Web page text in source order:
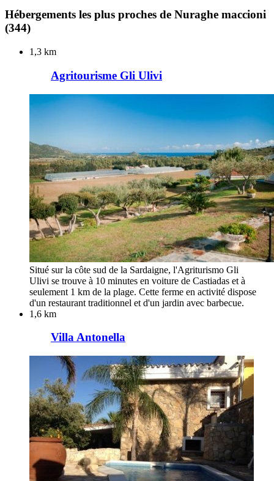
Hébergements les plus proches de Nuraghe maccioni
(344)
1,3 km
Agritourisme Gli Ulivi
Situé sur la côte sud de la Sardaigne, l'Agriturismo Gli
Ulivi se trouve à 10 minutes en voiture de Castiadas et à
seulement 1 km de la plage. Cette ferme en activité dispose
d'un restaurant traditionnel et d'un jardin avec barbecue.
1,6 km
Villa Antonella